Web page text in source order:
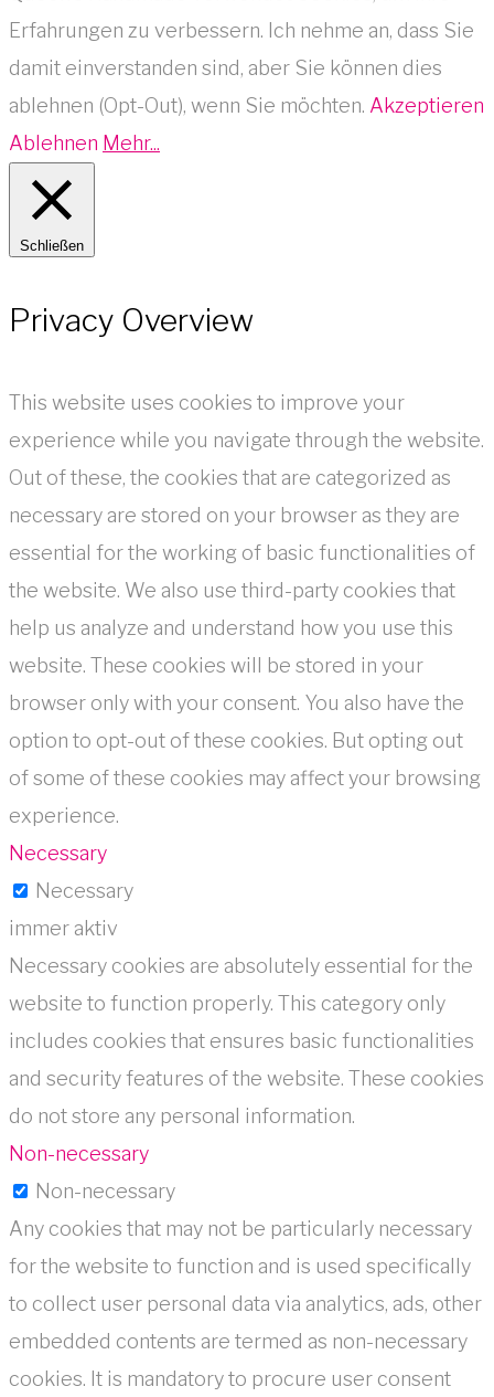
Erfahrungen zu verbessern. Ich nehme an, dass Sie
damit einverstanden sind, aber Sie können dies
ablehnen (Opt-Out), wenn Sie möchten. Akzeptieren
Ablehnen Mehr...
Schließen
Privacy Overview
This website uses cookies to improve your
experience while you navigate through the website.
Out of these, the cookies that are categorized as
necessary are stored on your browser as they are
essential for the working of basic functionalities of
the website. We also use third-party cookies that
help us analyze and understand how you use this
website. These cookies will be stored in your
browser only with your consent. You also have the
option to opt-out of these cookies. But opting out
of some of these cookies may affect your browsing
experience.
Necessary
Necessary
immer aktiv
Necessary cookies are absolutely essential for the
website to function properly. This category only
includes cookies that ensures basic functionalities
and security features of the website. These cookies
do not store any personal information.
Non-necessary
Non-necessary
Any cookies that may not be particularly necessary
for the website to function and is used specifically
to collect user personal data via analytics, ads, other
embedded contents are termed as non-necessary
cookies. It is mandatory to procure user consent